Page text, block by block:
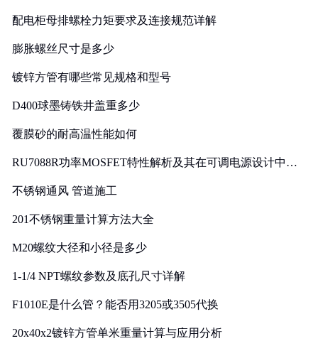
配电柜母排螺栓力矩要求及连接规范详解
膨胀螺丝尺寸是多少
镀锌方管有哪些常见规格和型号
D400球墨铸铁井盖重多少
覆膜砂的耐高温性能如何
RU7088R功率MOSFET特性解析及其在可调电源设计中的
不锈钢通风 管道施工
201不锈钢重量计算方法大全
M20螺纹大径和小径是多少
1-1/4 NPT螺纹参数及底孔尺寸详解
F1010E是什么管？能否用3205或3505代换
20x40x2镀锌方管单米重量计算与应用分析